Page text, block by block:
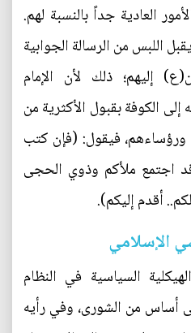
العادية جداً بالنسبة لهم.
اللبس من الرسالة الجوابية
إليهم؛ ذلك لأن الإمام
الكوفة بقبول الأكثرية من
ورؤساءهم، فيقول: (فإن كتب
اجتمع ملأكم وذوي الحجى
أقدم إليكم).
الإسلامي
السياسية في النظام
أساس من الشورى، وفي رأيه